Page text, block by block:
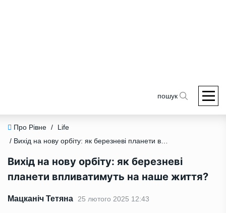
пошук
Про Рівне /
Life
/ Вихід на нову орбіту: як березневі планети впливатимуть на наше життя?
Вихід на нову орбіту: як березневі
планети впливатимуть на наше життя?
Мацканіч Тетяна 25 лютого 2025 12:43